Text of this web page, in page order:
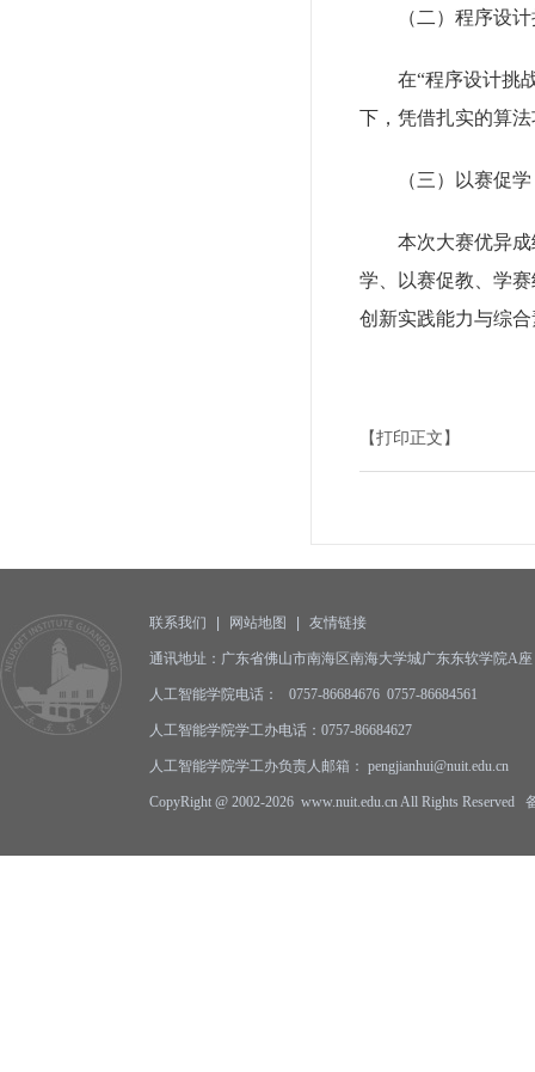
（二）程序设
在“程序设计挑
下，凭借扎实的算
（三）以赛促
本次大赛优异
学、以赛促教、学
创新实践能力与综
【打印正文】
联系我们 网站地图 友情链接
通讯地址：广东省佛山市南海区南海大学城广东东软学院A
人工智能学院电话： 0757-86684676 0757-86684561
人工智能学院学工办电话：0757-86684627
人工智能学院学工办负责人邮箱： pengjianhui@nuit.edu.cn
CopyRight @ 2002-2026 www.nuit.edu.cn All Rights Reserved